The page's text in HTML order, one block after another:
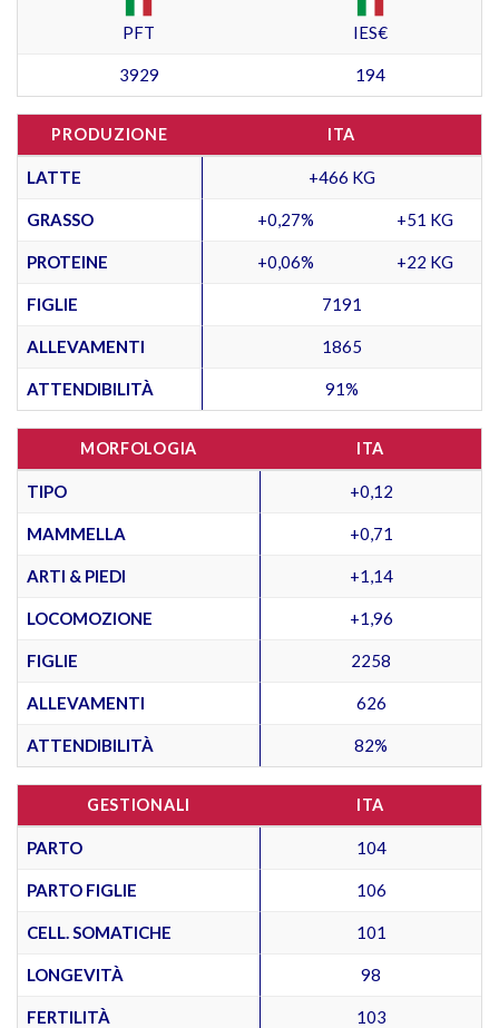
PFT IES€
3929 194
PRODUZIONE ITA
LATTE +466 KG
GRASSO +0,27% +51 KG
PROTEINE +0,06% +22 KG
FIGLIE 7191
ALLEVAMENTI 1865
ATTENDIBILITÀ 91%
MORFOLOGIA ITA
TIPO +0,12
MAMMELLA +0,71
ARTI & PIEDI +1,14
LOCOMOZIONE +1,96
FIGLIE 2258
ALLEVAMENTI 626
ATTENDIBILITÀ 82%
GESTIONALI ITA
PARTO 104
PARTO FIGLIE 106
CELL. SOMATICHE 101
LONGEVITÀ 98
FERTILITÀ 103